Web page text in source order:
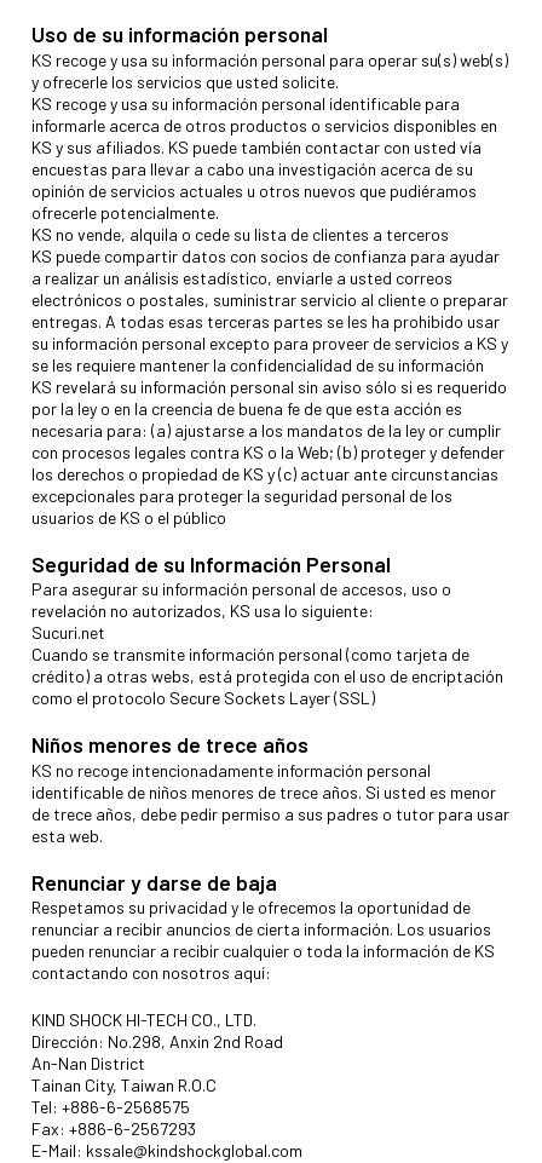
Uso de su información personal
KS recoge y usa su información personal para operar su(s) web(s)
y ofrecerle los servicios que usted solicite.
KS recoge y usa su información personal identificable para
informarle acerca de otros productos o servicios disponibles en
KS y sus afiliados. KS puede también contactar con usted vía
encuestas para llevar a cabo una investigación acerca de su
opinión de servicios actuales u otros nuevos que pudiéramos
ofrecerle potencialmente.
KS no vende, alquila o cede su lista de clientes a terceros
KS puede compartir datos con socios de confianza para ayudar
a realizar un análisis estadístico, enviarle a usted correos
electrónicos o postales, suministrar servicio al cliente o preparar
entregas. A todas esas terceras partes se les ha prohibido usar
su información personal excepto para proveer de servicios a KS y
se les requiere mantener la confidencialidad de su información
KS revelará su información personal sin aviso sólo si es requerido
por la ley o en la creencia de buena fe de que esta acción es
necesaria para: (a) ajustarse a los mandatos de la ley or cumplir
con procesos legales contra KS o la Web; (b) proteger y defender
los derechos o propiedad de KS y (c) actuar ante circunstancias
excepcionales para proteger la seguridad personal de los
usuarios de KS o el público
Seguridad de su Información Personal
Para asegurar su información personal de accesos, uso o
revelación no autorizados, KS usa lo siguiente:
Sucuri.net
Cuando se transmite información personal (como tarjeta de
crédito) a otras webs, está protegida con el uso de encriptación
como el protocolo Secure Sockets Layer (SSL)
Niños menores de trece años
KS no recoge intencionadamente información personal
identificable de niños menores de trece años. Si usted es menor
de trece años, debe pedir permiso a sus padres o tutor para usar
esta web.
Renunciar y darse de baja
Respetamos su privacidad y le ofrecemos la oportunidad de
renunciar a recibir anuncios de cierta información. Los usuarios
pueden renunciar a recibir cualquier o toda la información de KS
contactando con nosotros aquí:
KIND SHOCK HI-TECH CO., LTD.
Dirección: No.298, Anxin 2nd Road
An-Nan District
Tainan City, Taiwan R.O.C
Tel: +886-6-2568575
Fax: +886-6-2567293
E-Mail: kssale@kindshockglobal.com